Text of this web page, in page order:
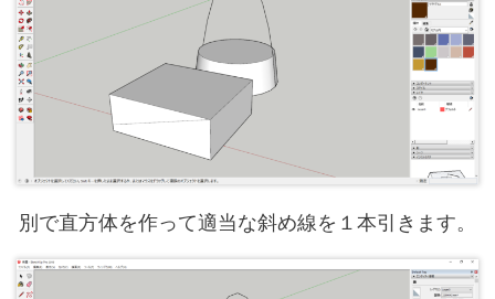
別で直方体を作って適当な斜め線を１本引きます。